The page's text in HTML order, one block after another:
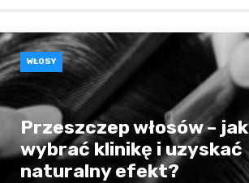
WŁOSY
Przeszczep włosów – jak
wybrać klinikę i uzyskać
naturalny efekt?